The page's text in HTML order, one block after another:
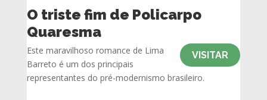
O triste fim de Policarpo
Quaresma
VISITAR
Este maravilhoso romance de Lima
Barreto é um dos principais
representantes do pré-modernismo brasileiro.